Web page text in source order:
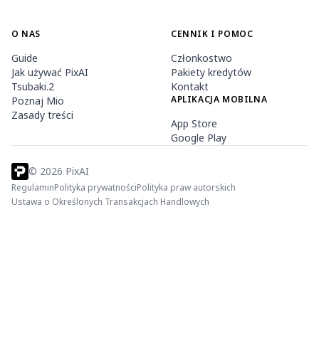
O NAS
Guide
Jak używać PixAI
Tsubaki.2
Poznaj Mio
Zasady treści
CENNIK I POMOC
Członkostwo
Pakiety kredytów
Kontakt
APLIKACJA MOBILNA
App Store
Google Play
© 2026 PixAI
RegulaminPolityka prywatnościPolityka praw autorskich
Ustawa o Określonych Transakcjach Handlowych